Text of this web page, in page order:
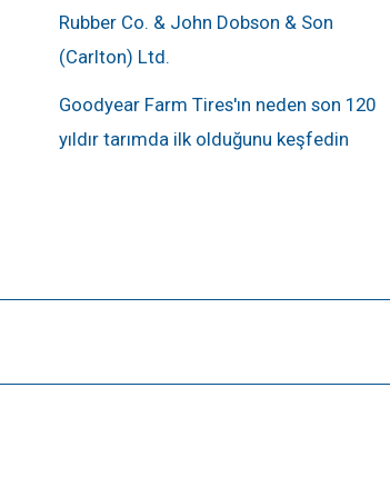
Rubber Co. & John Dobson & Son
(Carlton) Ltd.
Goodyear Farm Tires'ın neden son 120
yıldır tarımda ilk olduğunu keşfedin